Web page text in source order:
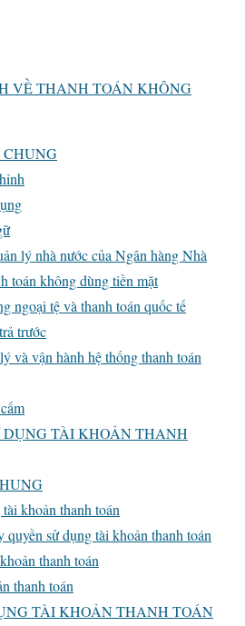
VỀ THANH TOÁN KHÔNG
lý nhà nước của Ngân hàng Nhà
toán không dùng tiền mặt
ngoại tệ và thanh toán quốc tế
trước
và vận hành hệ thống thanh toán
DỤNG TÀI KHOẢN THANH
khoản thanh toán
sử dụng tài khoản thanh toán
thanh toán
thanh toán
TÀI KHOẢN THANH TOÁN